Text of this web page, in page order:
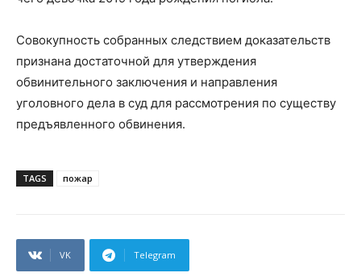
Совокупность собранных следствием доказательств
признана достаточной для утверждения
обвинительного заключения и направления
уголовного дела в суд для рассмотрения по существу
предъявленного обвинения.
TAGS пожар
VK Telegram